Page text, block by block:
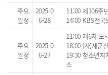
주요
일정
2025-0
6-28
11:00 제106주
14:00 KBS전국
주요
일정
2025-0
6-27
11:00 제6차 도
18:00 (사)새군
19:30 청소년자
소